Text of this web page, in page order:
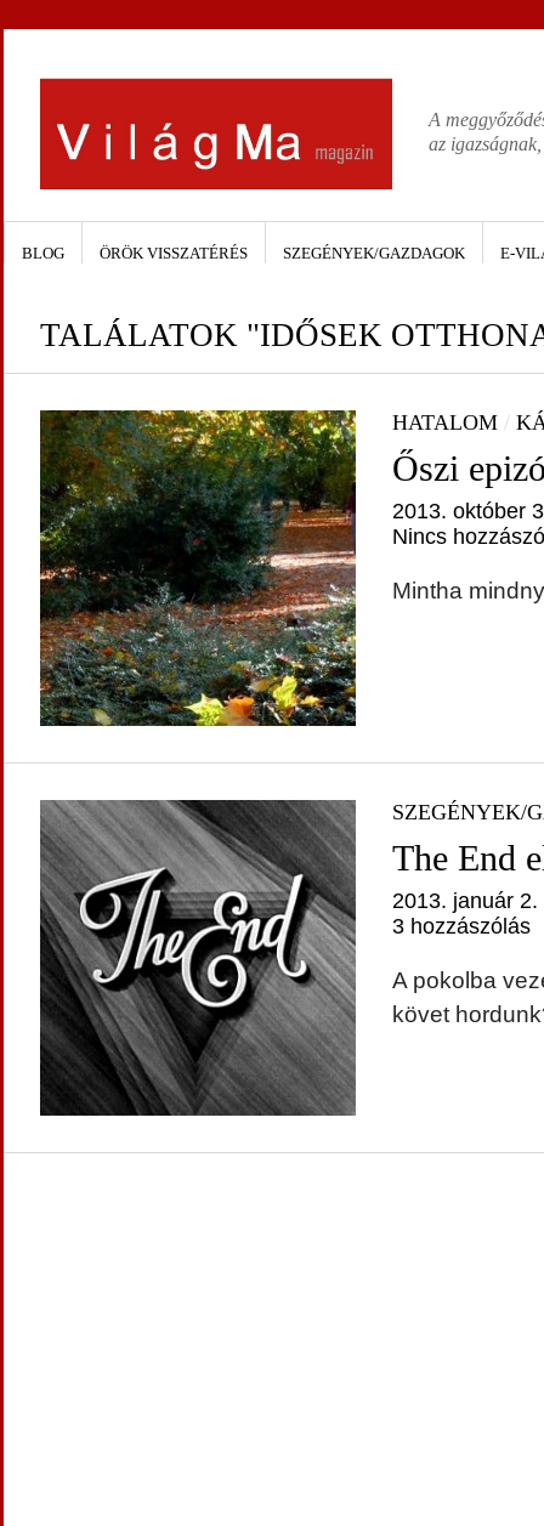
A
az
BLOG ÖRÖK VISSZATÉRÉS SZEGÉNYEK/GAZDAGOK E-
TALÁLATOK "IDŐSEK
HATALOM/
Őszi
2013. október
Nincs
Mintha
SZEGÉNYEK/
The End
2013. január 2.
3 hozzászólás
A pokolba
követ